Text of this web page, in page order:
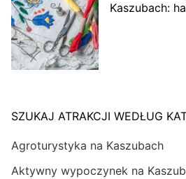
Kaszubach:
SZUKAJ ATRAKCJI WEDŁUG
Agroturystyka na Kaszubach
Aktywny wypoczynek na